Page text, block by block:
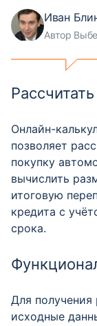
Иван
Автор
Онлайн-
позволяет
покупку
вычислить
итоговую
кредита с
срока.
Для получения
исходные